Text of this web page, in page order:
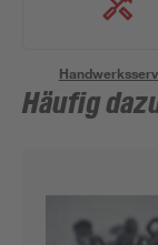
Häufig